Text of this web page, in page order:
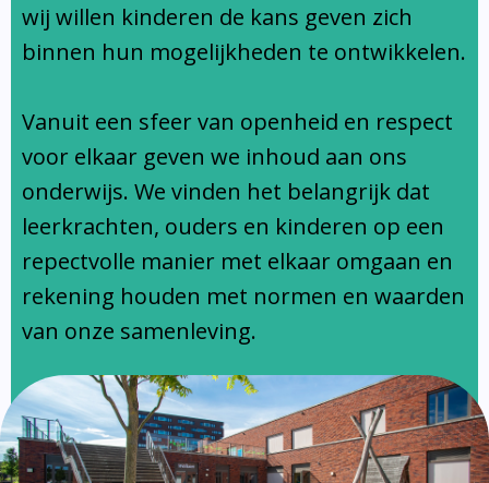
Ondersteuningsprofiel
wij willen kinderen de kans geven zich
binnen hun mogelijkheden te ontwikkelen.
Vanuit een sfeer van openheid en respect
voor elkaar geven we inhoud aan ons
onderwijs. We vinden het belangrijk dat
leerkrachten, ouders en kinderen op een
repectvolle manier met elkaar omgaan en
rekening houden met normen en waarden
van onze samenleving.